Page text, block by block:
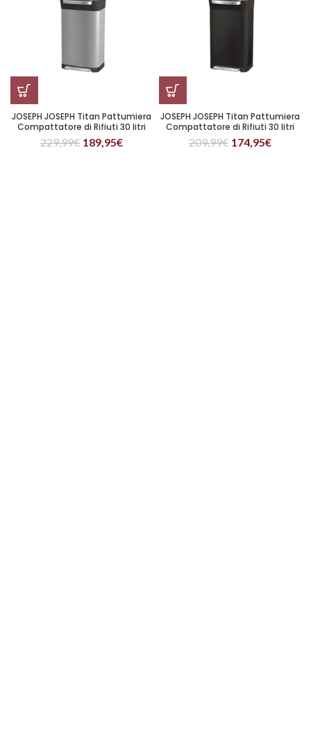
JOSEPH JOSEPH Titan Pattumiera
Compattatore di Rifiuti 30 litri
229,99€ 189,95€
JOSEPH JOSEPH Titan Pattumiera
Compattatore di Rifiuti 30 litri
Carbon Black
209,99€ 174,95€